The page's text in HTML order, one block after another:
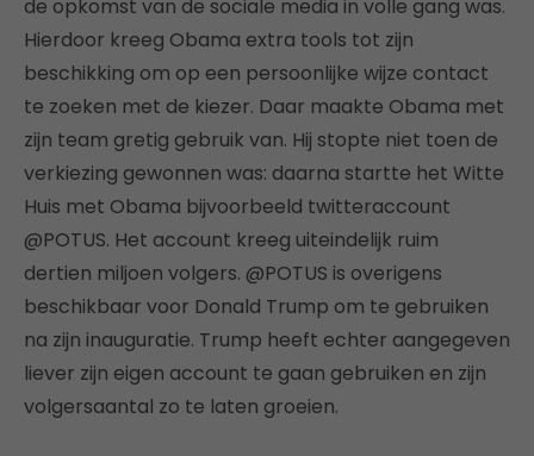
de opkomst van de sociale media in volle gang was.
Hierdoor kreeg Obama extra tools tot zijn
beschikking om op een persoonlijke wijze contact
te zoeken met de kiezer. Daar maakte Obama met
zijn team gretig gebruik van. Hij stopte niet toen de
verkiezing gewonnen was: daarna startte het Witte
Huis met Obama bijvoorbeeld twitteraccount
@POTUS. Het account kreeg uiteindelijk ruim
dertien miljoen volgers. @POTUS is overigens
beschikbaar voor Donald Trump om te gebruiken
na zijn inauguratie. Trump heeft echter aangegeven
liever zijn eigen account te gaan gebruiken en zijn
volgersaantal zo te laten groeien.